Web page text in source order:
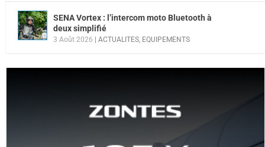
SENA Vortex : l’intercom moto Bluetooth à
deux simplifié
3 Août 2026 ACTUALITES, EQUIPEMENTS